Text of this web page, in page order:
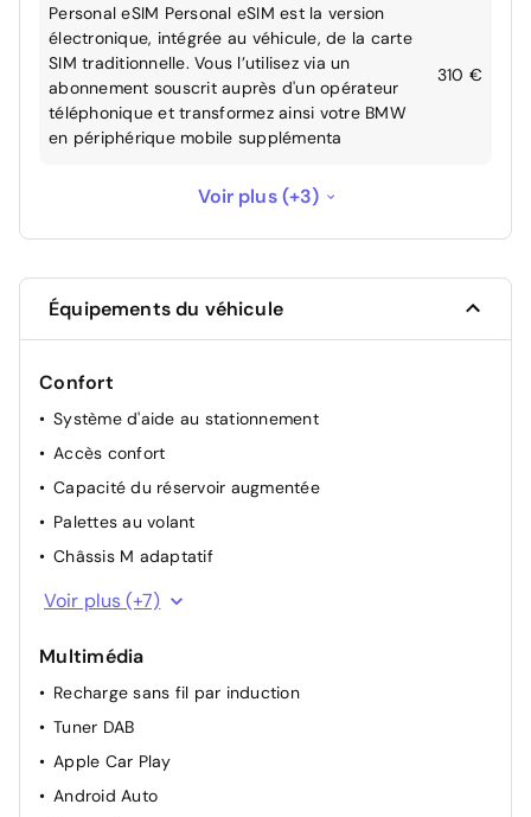
Personal eSIM Personal eSIM est la version
électronique, intégrée au véhicule, de la carte
SIM traditionnelle. Vous l’utilisez via un
abonnement souscrit auprès d'un opérateur
téléphonique et transformez ainsi votre BMW
en périphérique mobile supplémenta
310 €
Pneus AV 4 saisons
Teinte de carrosserie métallisée 950 €
Vitrage calorifuge
Voir plus (+3)
Équipements du véhicule
Confort
Système d'aide au stationnement
Accès confort
Capacité du réservoir augmentée
Palettes au volant
Châssis M adaptatif
Rétroviseurs intérieur et extérieurs à commutation
automatique
Rétroviseur intérieur à commutation jour/nuit
Caméra de recul
Radar arriere
Voir plus (+7)
Multimédia
Recharge sans fil par induction
Tuner DAB
Apple Car Play
Android Auto